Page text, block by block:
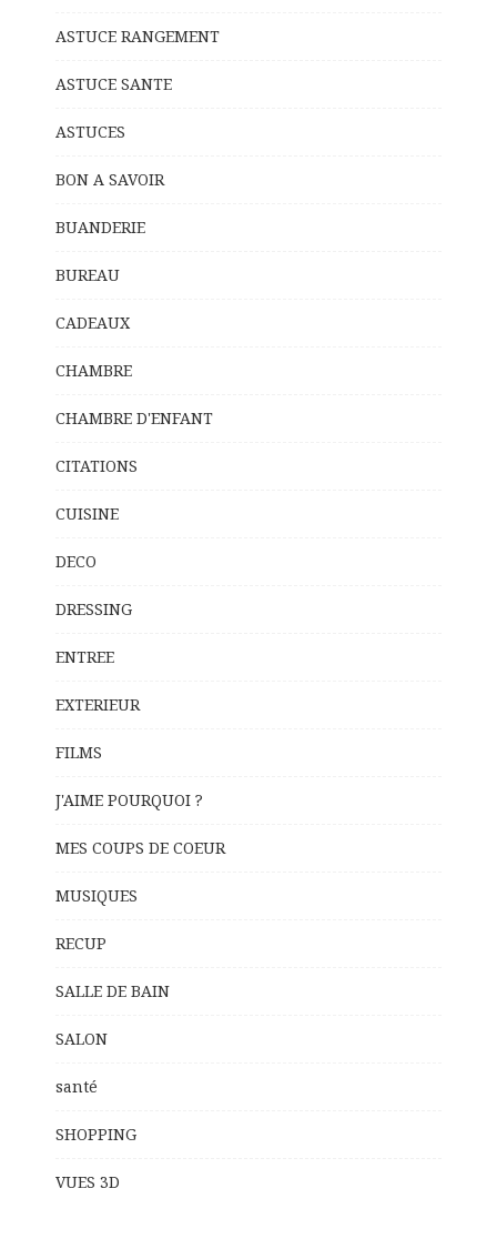
ASTUCE RANGEMENT
ASTUCE SANTE
ASTUCES
BON A SAVOIR
BUANDERIE
BUREAU
CADEAUX
CHAMBRE
CHAMBRE D'ENFANT
CITATIONS
CUISINE
DECO
DRESSING
ENTREE
EXTERIEUR
FILMS
J'AIME POURQUOI ?
MES COUPS DE COEUR
MUSIQUES
RECUP
SALLE DE BAIN
SALON
santé
SHOPPING
VUES 3D